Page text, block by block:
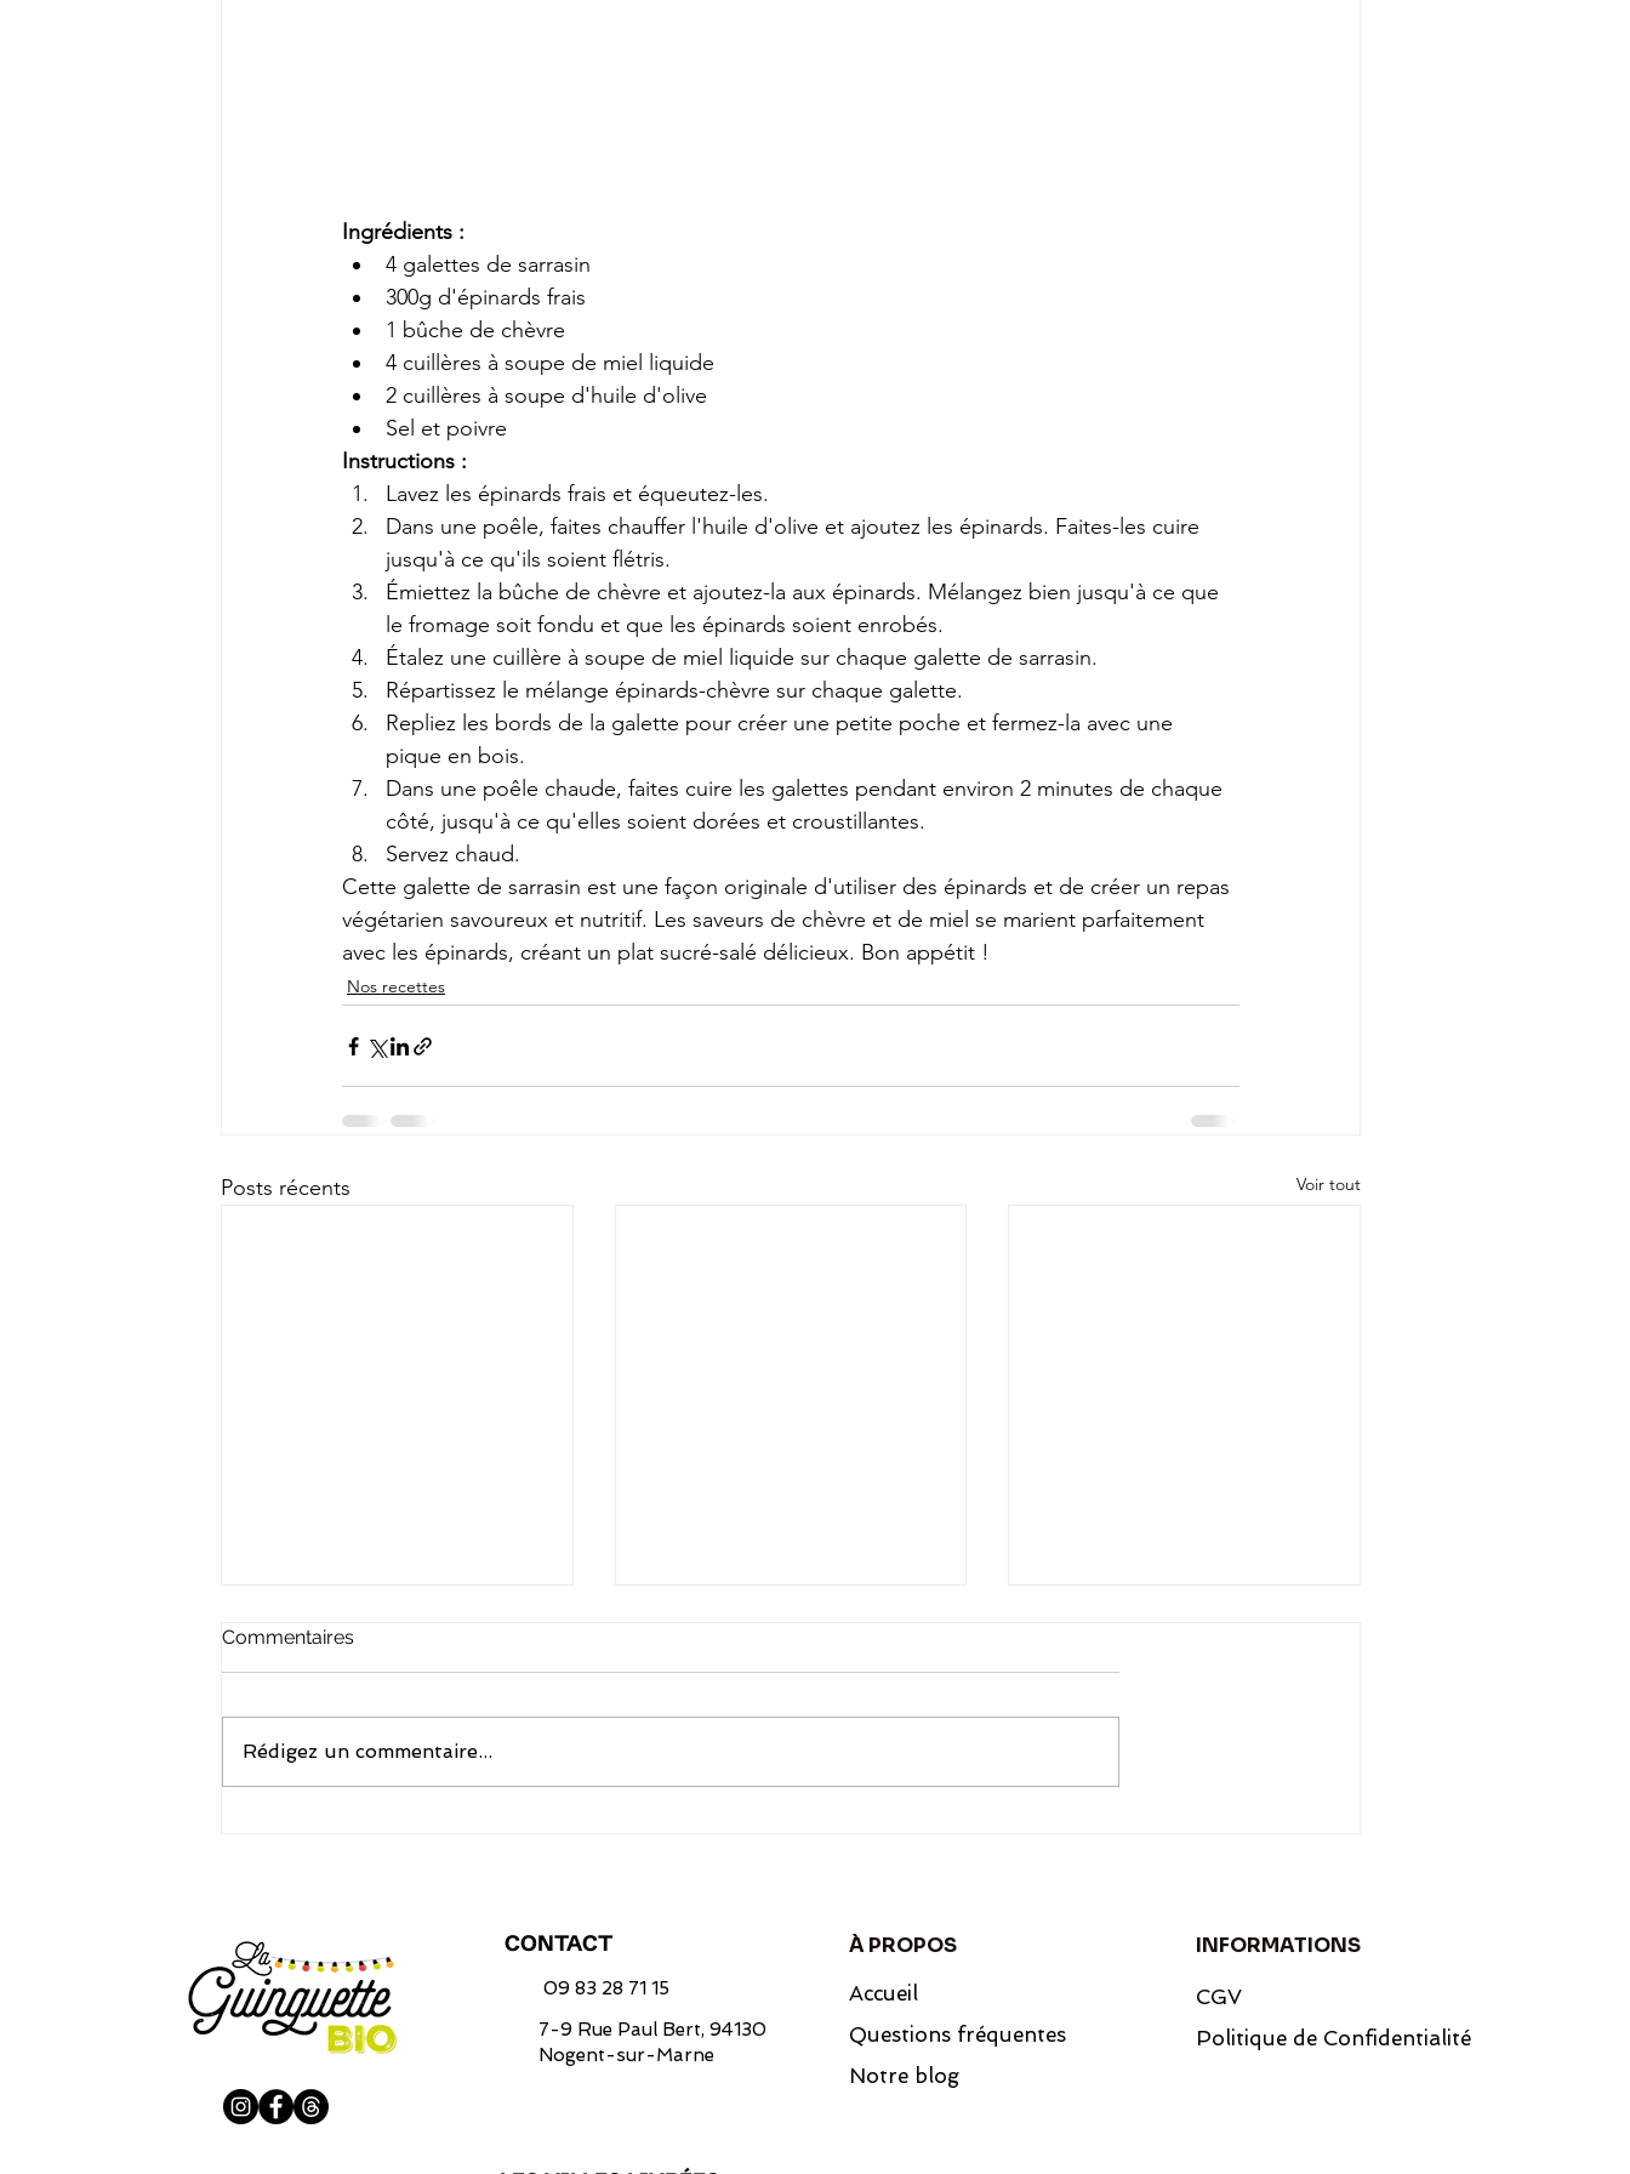
Ingrédients :
4 galettes de sarrasin
300g d'épinards frais
1 bûche de chèvre
4 cuillères à soupe de miel liquide
2 cuillères à soupe d'huile d'olive
Sel et poivre
Instructions :
Lavez les épinards frais et équeutez-les.
Dans une poêle, faites chauffer l'huile d'olive et ajoutez les épinards. Faites-les cuire
jusqu'à ce qu'ils soient flétris.
Émiettez la bûche de chèvre et ajoutez-la aux épinards. Mélangez bien jusqu'à ce que
le fromage soit fondu et que les épinards soient enrobés.
Étalez une cuillère à soupe de miel liquide sur chaque galette de sarrasin.
Répartissez le mélange épinards-chèvre sur chaque galette.
Repliez les bords de la galette pour créer une petite poche et fermez-la avec une
pique en bois.
Dans une poêle chaude, faites cuire les galettes pendant environ 2 minutes de chaque
côté, jusqu'à ce qu'elles soient dorées et croustillantes.
Servez chaud.
Cette galette de sarrasin est une façon originale d'utiliser des épinards et de créer un repas
végétarien savoureux et nutritif. Les saveurs de chèvre et de miel se marient parfaitement
avec les épinards, créant un plat sucré-salé délicieux. Bon appétit !
Nos recettes
Posts récents Voir tout
Commentaires
Rédigez un commentaire...
CONTACT
09 83 28 71 15
7-9 Rue Paul Bert, 94130
Nogent-sur-Marne
À PROPOS
Accueil
Questions fréquentes
Notre blog
INFORMATIONS
CGV
Politique de Confidentialité